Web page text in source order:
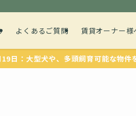
よくあるご質問 賃貸オーナー様
大型犬や、多頭飼育可能な物件を１